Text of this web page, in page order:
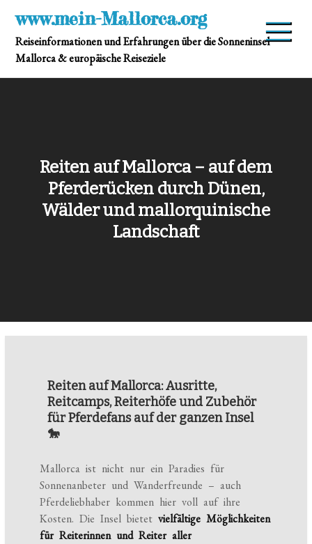
content
www.mein-Mallorca.org
Reiseinformationen und Erfahrungen über die Sonneninsel
Mallorca & europäische Reiseziele
Reiten auf Mallorca – auf dem
Pferderücken durch Dünen,
Wälder und mallorquinische
Landschaft
Reiten auf Mallorca: Ausritte,
Reitcamps, Reiterhöfe und Zubehör
für Pferdefans auf der ganzen Insel
🐎
Mallorca ist nicht nur ein Paradies für
Sonnenanbeter und Wanderfreunde – auch
Pferdeliebhaber kommen hier voll auf ihre
Kosten. Die Insel bietetvielfältige Möglichkeiten
für Reiterinnen und Reiter aller